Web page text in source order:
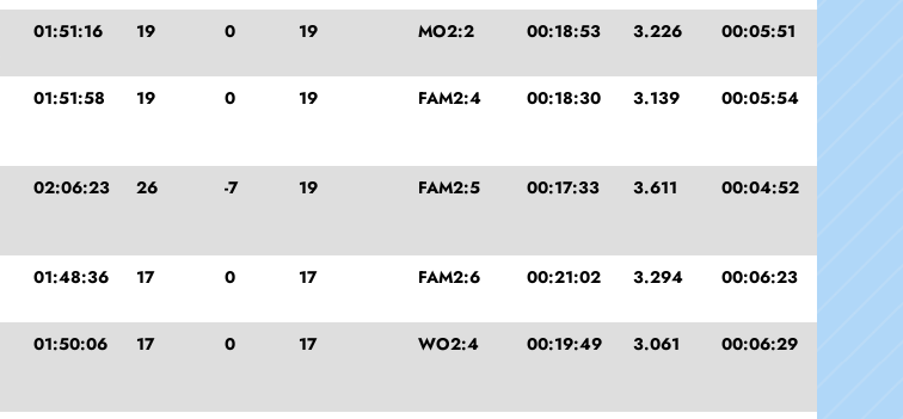
01:51:16 19 0 19 MO2:2 00:18:53 3.226 00:05:51
01:51:58 19 0 19 FAM2:4 00:18:30 3.139 00:05:54
02:06:23 26 -7 19 FAM2:5 00:17:33 3.611 00:04:52
01:48:36 17 0 17 FAM2:6 00:21:02 3.294 00:06:23
01:50:06 17 0 17 WO2:4 00:19:49 3.061 00:06:29